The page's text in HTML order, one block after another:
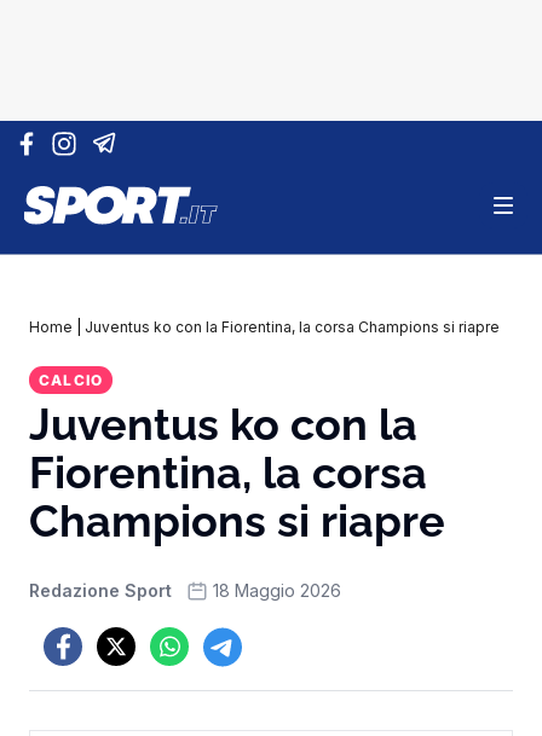
Vai al contenuto
Home Juventus ko con la Fiorentina, la corsa Champions si riapre
CALCIO
Juventus ko con la
Fiorentina, la corsa
Champions si riapre
Redazione Sport 18 Maggio 2026